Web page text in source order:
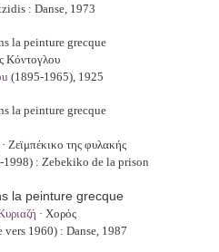
: Danse, 1973
Κόντογλου
(1895-1965), 1925
Ζεϊμπέκικο της φυλακής
: Zebekiko de la prison
· Χορός
vers 1960) : Danse, 1987